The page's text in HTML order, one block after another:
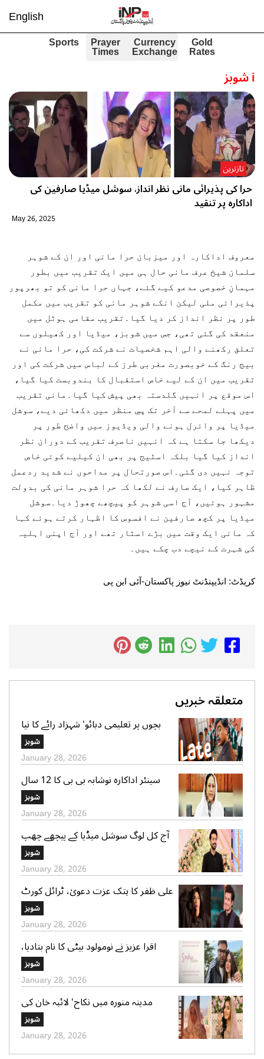
English
Gold
Rates
Currency
Exchange
Prayer
Times
Sports
iشوبز
حرا کی پذیرائی مانی نظر انداز، سوشل میڈیا صارفین کی
اداکارہ پر تنقید
تازترین
May 26, 2025
معروف اداکارہ اور میزبان حرا مانی اور ان کے شوہر
سلمان شیخ عرف مانی حال ہی میں ایک تقریب میں بطور
مہمانِ خصوصی مدعو کیے گئے، جہاں حرا مانی کو تو بھرپور
پذیرائی ملی لیکن انکے شوہر مانی کو تقریب میں مکمل
طور پر نظر انداز کر دیا گیا۔تقریب مقامی ہوٹل میں
منعقد کی گئی تھی، جس میں شوبز، میڈیا اور کھیلوں سے
تعلق رکھنے والی اہم شخصیات نے شرکت کی، حرا مانی نے
بیج رنگ کے خوبصورت مغربی طرز کے لباس میں شرکت کی اور
تقریب میں ان کے لیے خاص استقبال کا بندوبست کیا گیا،
اس موقع پر انہیں گلدستہ بھی پیش کیا گیا۔مانی تقریب
میں پہلے لمحے سے آخر تک پسِ منظر میں دکھائی دیے، سوشل
میڈیا پر وائرل ہونے والی ویڈیوز میں واضح طور پر
دیکھا جا سکتا ہے کہ انہیں ناصرف تقریب کے دوران نظر
انداز کیا گیا بلکہ اسٹیج پر بھی ان کیلیے کوئی خاص
توجہ نہیں دی گئی۔اس صورتحال پر مداحوں نے شدید ردعمل
ظاہر کیا، ایک صارف نے لکھا کہ حرا شوہر مانی کی بدولت
مشہور ہوئیں، آج اسی شوہر کو پیچھے چھوڑ دیا۔سوشل
میڈیا پر کچھ صارفین نے افسوس کا اظہار کرتے ہوئے کہا
کہ مانی ایک وقت میں بڑے اسٹار تھے اور آج اپنی اہلیہ
کی شہرت کے نیچے دب چکے ہیں۔
کریڈٹ: انڈیپنڈنٹ نیوز پاکستان-آئی این پی
متعلقہ خبریں
بچوں پر تعلیمی دبائو‘ شہزاد رائے کا نیا
گانا سوشل میڈیا پر وائرل
شوبز
January 28, 2026
سینئر اداکارہ نوشابہ بی بی کا 12 سال
کی عمر میں شادی ہونے کا اعتراف
شوبز
January 28, 2026
آج کل لوگ سوشل میڈیا کے پیچھے چھپ
کر ایک دوسرے پر کیچڑ اچھالتے ہیں‘ علی
عباس
شوبز
January 28, 2026
علی ظفر کا ہتک عزت دعویٰ، ٹرائل کورٹ
شوبز
January 28, 2026
اقرا عزیز نے نومولود بیٹی کا نام بتادیا،
مداحوں کی مبارکباد
شوبز
January 28, 2026
مدینہ منورہ میں نکاح‘ لائبہ خان کی
دعائے خیر کی تصاویر بھی وائرل
شوبز
January 28, 2026